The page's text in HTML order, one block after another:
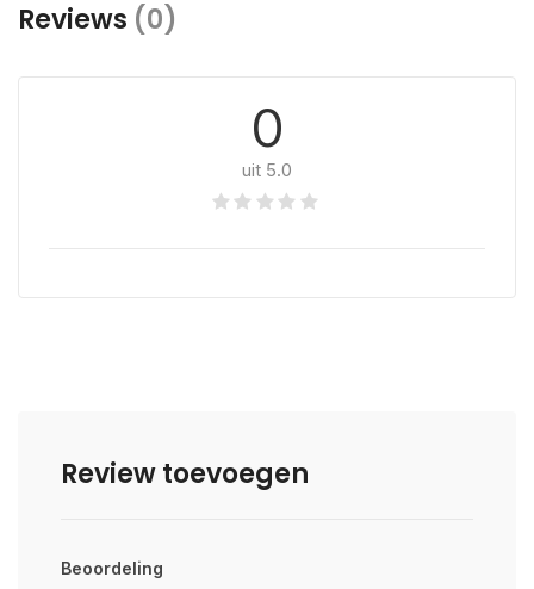
Reviews (0)
0
uit 5.0
Review toevoegen
Beoordeling